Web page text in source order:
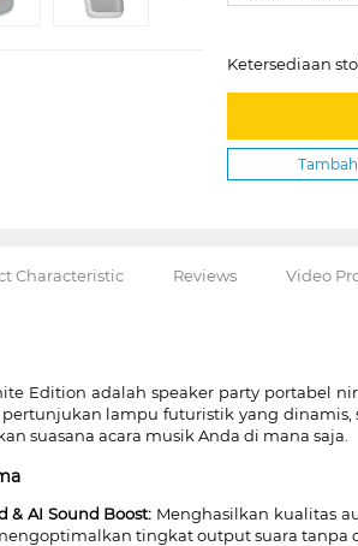
Ketersediaan
Characteristic Reviews Video
Edition adalah speaker party portabel
lampu futuristik yang dinamis,
suasana acara musik Anda di mana saja.
& AI Sound Boost: Menghasilkan kualitas
tingkat output suara tanpa